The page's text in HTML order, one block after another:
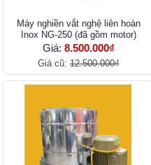
Máy nghiền vắt nghệ liên hoàn
Inox NG-250 (đã gồm motor)
Giá: 8.500.000₫
Giá cũ:12.500.000₫